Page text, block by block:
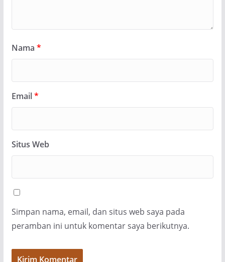
Nama *
Email*
Situs Web
Simpan nama, email, dan situs web saya pada
peramban ini untuk komentar saya berikutnya.